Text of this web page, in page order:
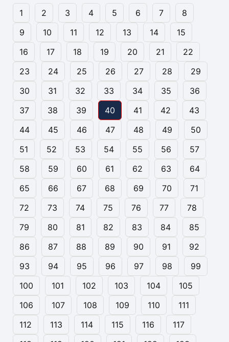
1 2 3 4 5 6 7
8
9
10 11 12 13 14
15
16
17 18 19 20 21
22
23
24 25 26 27 28
29
30
31 32 33 34 35
36
37
38 39 40 41 42
43
44
45 46 47 48 49
50
51
52 53 54 55 56
57
58
59 60 61 62 63
64
65
66 67 68 69 70
71
72
73 74 75 76 77
78
79
80 81 82 83 84
85
86
87 88 89 90 91
92
93
94 95 96 97 98
99
100
101 102 103 104
105
106
107 108 109 110
111
112
113 114 115 116
117